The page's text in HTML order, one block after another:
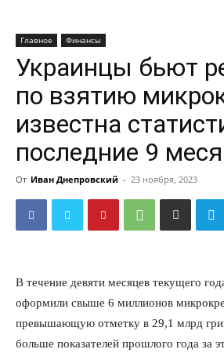
Главное Финансы
Украинцы бьют
по взятию
известна
последние 9
От Иван Днепровский - 23 ноября, 2023
B течение девяти месяцев текущего
оформили свыше 6 миллионов
превышающую отметку в 29,1 млрд
больше показателей прошлого года за